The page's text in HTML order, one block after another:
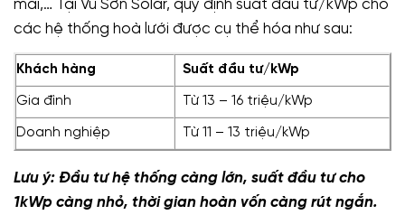
mãi,… Tại Vũ Sơn Solar, quy định suất đầu tư/kWp cho
các hệ thống hoà lưới được cụ thể hóa như sau:
Khách hàng Suất đầu tư/kWp
Gia đình Từ 13 – 16 triệu/kWp
Doanh nghiệp Từ 11 – 13 triệu/kWp
Lưu ý: Đầu tư hệ thống càng lớn, suất đầu tư cho
1kWp càng nhỏ, thời gian hoàn vốn càng rút ngắn.